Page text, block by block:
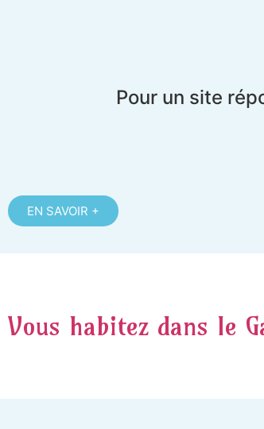
Pour un site
EN SAVOIR +
Vous habitez dans le